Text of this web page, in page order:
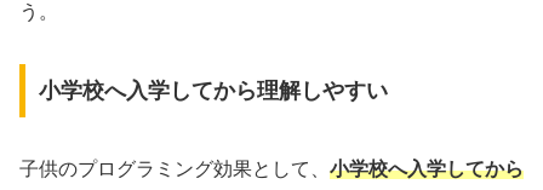
う。
小学校へ入学してから理解しやすい
子供のプログラミング効果として、 小学校へ入学してから